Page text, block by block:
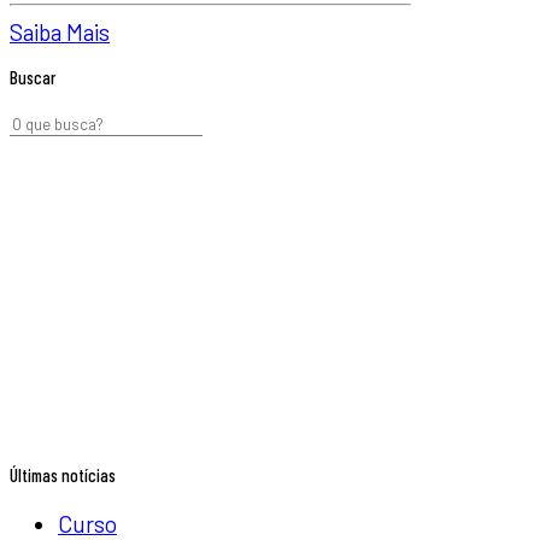
Saiba Mais
Buscar
Últimas notícias
Curso